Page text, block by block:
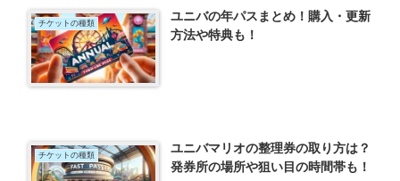
チケットの種類
ユニバの年パスまとめ！購入・更新
方法や特典も！
チケットの種類
ユニバマリオの整理券の取り方は？
発券所の場所や狙い目の時間帯も！